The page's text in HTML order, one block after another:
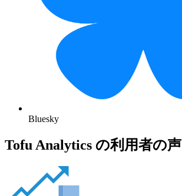
Bluesky
Tofu Analytics の利用者の声